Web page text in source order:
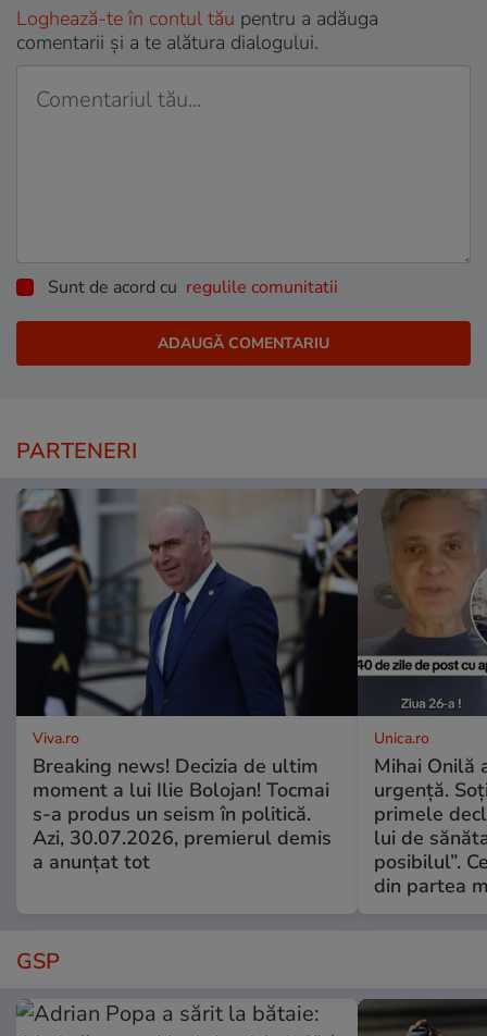
Loghează-te în contul tău pentru a adăuga
comentarii și a te alătura dialogului.
Sunt de acord cu regulile comunitatii
PARTENERI
Viva.ro
Breaking news! Decizia de ultim
moment a lui Ilie Bolojan! Tocmai
s-a produs un seism în politică.
Azi, 30.07.2026, premierul demis
a anunțat tot
Unica.ro
Mihai Onilă
urgență.
primele
lui de
posibilul”.
din partea
GSP